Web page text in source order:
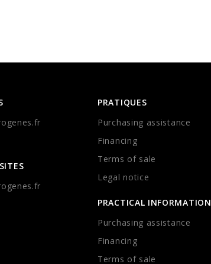
PRATIQUES
Purchasing assistance
Financing
Terms of sale
Legal notice
PRACTICAL INFORMATION
Purchasing assistance
Financing
Terms of sale